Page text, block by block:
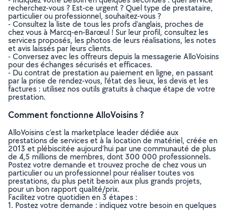
recherchez-vous ? Est-ce urgent ? Quel type de prestataire,
particulier ou professionnel, souhaitez-vous ?
- Consultez la liste de tous les profs d'anglais, proches de
chez vous à Marcq-en-Barœul ! Sur leur profil, consultez les
services proposés, les photos de leurs réalisations, les notes
et avis laissés par leurs clients.
- Conversez avec les offreurs depuis la messagerie AlloVoisins
pour des échanges sécurisés et efficaces.
- Du contrat de prestation au paiement en ligne, en passant
par la prise de rendez-vous, l’état des lieux, les devis et les
factures : utilisez nos outils gratuits à chaque étape de votre
prestation.
Comment fonctionne AlloVoisins ?
AlloVoisins c’est la marketplace leader dédiée aux
prestations de services et à la location de matériel, créée en
2013 et plébiscitée aujourd’hui par une communauté de plus
de 4,5 millions de membres, dont 300 000 professionnels.
Postez votre demande et trouvez proche de chez vous un
particulier ou un professionnel pour réaliser toutes vos
prestations, du plus petit besoin aux plus grands projets,
pour un bon rapport qualité/prix.
Facilitez votre quotidien en 3 étapes :
1. Postez votre demande : indiquez votre besoin en quelques